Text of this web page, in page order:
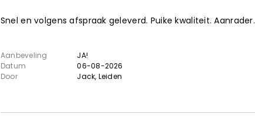
Snel en volgens afspraak geleverd. Puike kwaliteit. Aanrader.
Aanbeveling
JA!
Datum
06-08-2026
Door
Jack, Leiden